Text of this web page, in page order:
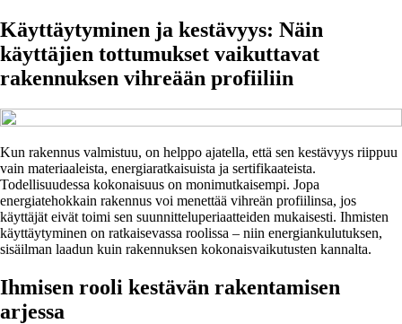
Käyttäytyminen ja kestävyys: Näin
käyttäjien tottumukset vaikuttavat
rakennuksen vihreään profiiliin
Kun rakennus valmistuu, on helppo ajatella, että sen kestävyys riippuu
vain materiaaleista, energiaratkaisuista ja sertifikaateista.
Todellisuudessa kokonaisuus on monimutkaisempi. Jopa
energiatehokkain rakennus voi menettää vihreän profiilinsa, jos
käyttäjät eivät toimi sen suunnitteluperiaatteiden mukaisesti. Ihmisten
käyttäytyminen on ratkaisevassa roolissa – niin energiankulutuksen,
sisäilman laadun kuin rakennuksen kokonaisvaikutusten kannalta.
Ihmisen rooli kestävän rakentamisen
arjessa